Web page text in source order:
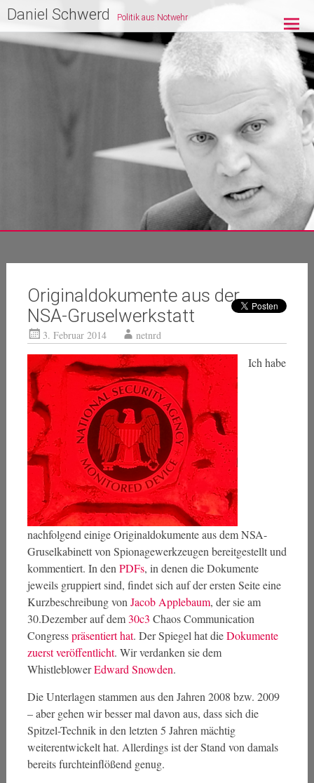
Zum
Inhalt
springen
Daniel Schwerd Politik aus Notwehr
Originaldokumente aus der
NSA-Gruselwerkstatt
3. Februar 2014 netnrd
Ich habe
nachfolgend einige Originaldokumente aus dem NSA-
Gruselkabinett von Spionagewerkzeugen bereitgestellt und
kommentiert. In den PDFs, in denen die Dokumente
jeweils gruppiert sind, findet sich auf der ersten Seite eine
Kurzbeschreibung von Jacob Applebaum, der sie am
30.Dezember auf dem30c3 Chaos Communication
Congresspräsentiert hat. Der Spiegel hat dieDokumente
zuerst veröffentlicht. Wir verdanken sie dem
WhistleblowerEdward Snowden.
Die Unterlagen stammen aus den Jahren 2008 bzw. 2009
– aber gehen wir besser mal davon aus, dass sich die
Spitzel-Technik in den letzten 5 Jahren mächtig
weiterentwickelt hat. Allerdings ist der Stand von damals
bereits furchteinflößend genug.